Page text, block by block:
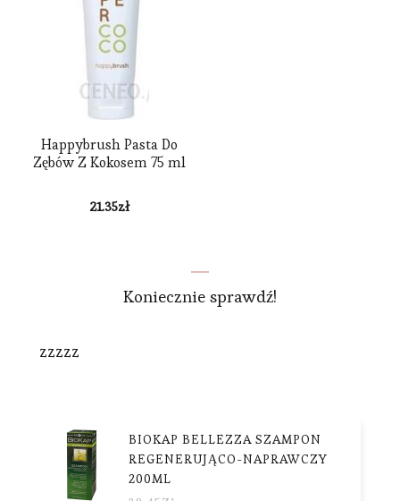
Happybrush Pasta Do
Zębów Z Kokosem 75 ml
21.35zł
Koniecznie sprawdź!
zzzzz
BIOKAP BELLEZZA SZAMPON
REGENERUJĄCO-NAPRAWCZY
200ML